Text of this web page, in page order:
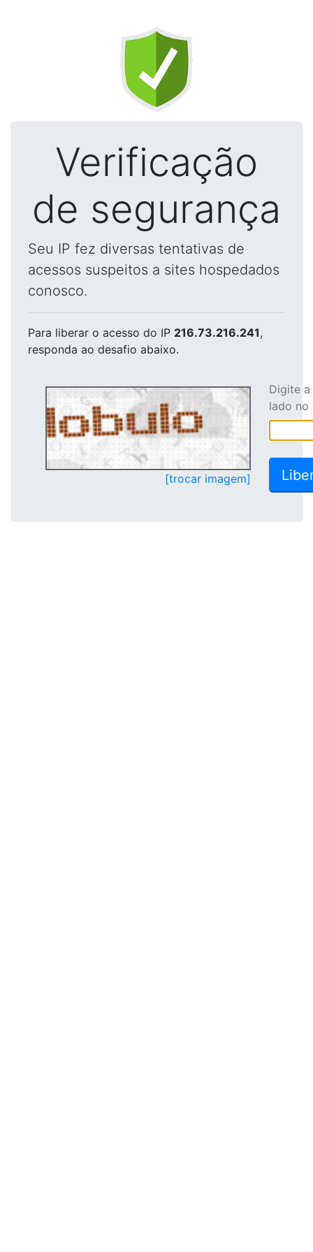
Verificação
de segurança
Seu IP fez diversas tentativas de
acessos suspeitos a sites hospedados
conosco.
Para liberar o acesso do IP 216.73.216.241,
responda ao desafio abaixo.
[trocar imagem]
Digite
lado no